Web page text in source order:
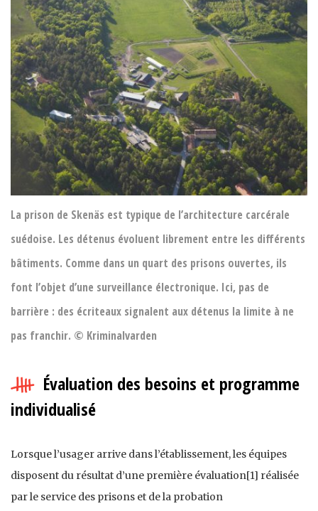
La prison de Skenäs est typique de l’architecture carcérale
suédoise. Les détenus évoluent librement entre les différents
bâtiments. Comme dans un quart des prisons ouvertes, ils
font l’objet d’une surveillance électronique. Ici, pas de
barrière : des écriteaux signalent aux détenus la limite à ne
pas franchir. © Kriminalvarden
Évaluation des besoins et programme
individualisé
Lorsque l’usager arrive dans l’établissement, les équipes
disposent du résultat d’une première évaluation[1] réalisée
par le service des prisons et de la probation